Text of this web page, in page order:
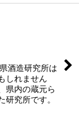
酒造研究所は
しれません
県内の蔵元ら
究所です。